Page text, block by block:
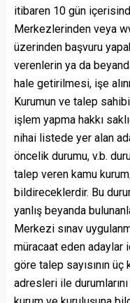
itibaren 10 gün
Merkezlerinden veya
üzerinden başvuru
verenlerin ya da
hale getirilmesi, işe
Kurumun ve talep
işlem yapma hakkı
nihai listede yer alan
öncelik durumu, v.b.
talep veren kamu
bildireceklerdir. Bu
yanlış beyanda
Merkezi sınav
müracaat eden
göre talep sayısının
adresleri ile